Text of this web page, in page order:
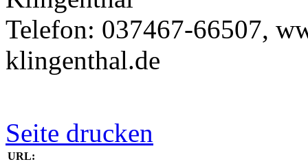
Telefon: 037467-66507,
klingenthal.de
Seite drucken
URL: